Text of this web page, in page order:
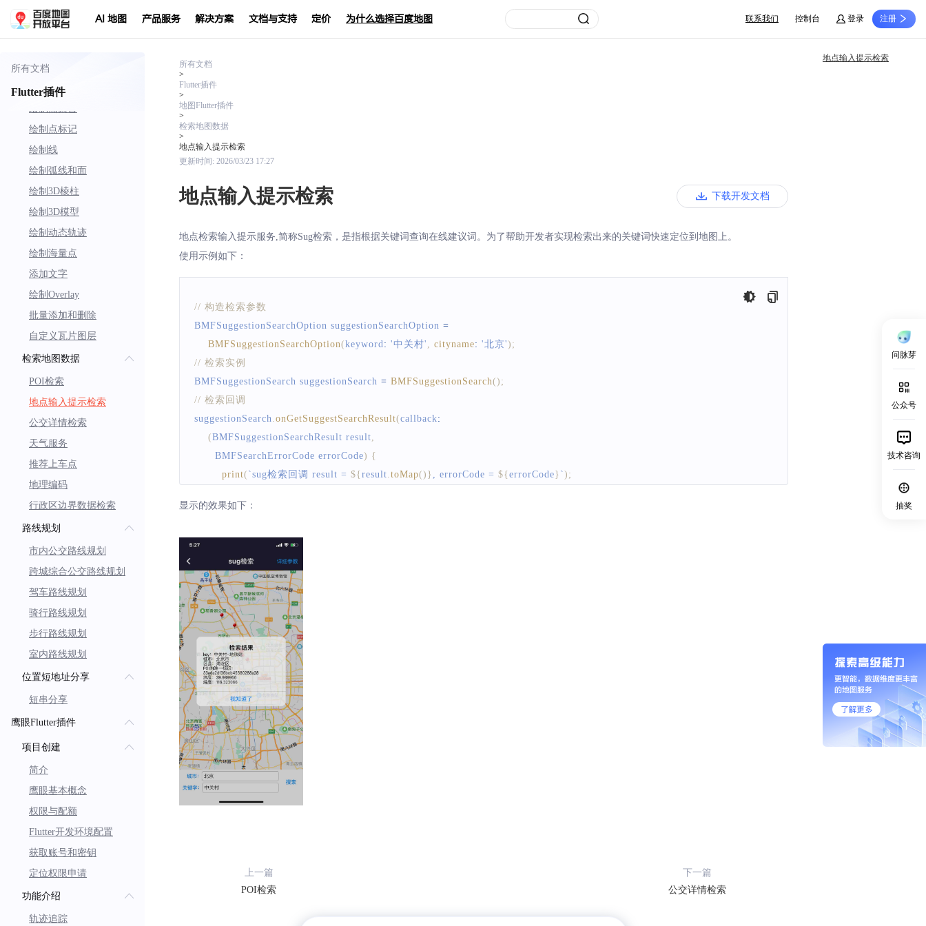
AI 地图 产品服务 解决方案 文档与支持 定价 为什么选择百度地图 联系我们 控制台 登录 注册
问脉芽
公众号
技术咨询
抽奖
所有文档
Flutter插件
事件交互
方法交互
元素压盖顺序
在地图上绘制
绘制点标记
绘制线
绘制弧线和面
绘制3D棱柱
绘制3D模型
绘制动态轨迹
绘制海量点
添加文字
绘制Overlay
批量添加和删除
自定义瓦片图层
检索地图数据
POI检索
地点输入提示检索
公交详情检索
天气服务
推荐上车点
地理编码
行政区边界数据检索
路线规划
市内公交路线规划
跨城综合公交路线规划
驾车路线规划
骑行路线规划
步行路线规划
室内路线规划
位置短地址分享
短串分享
鹰眼Flutter插件
项目创建
简介
鹰眼基本概念
权限与配额
Flutter开发环境配置
获取账号和密钥
定位权限申请
功能介绍
轨迹追踪
所有文档
>
Flutter插件
>
地图Flutter插件
>
检索地图数据
>
地点输入提示检索
更新时间: 2026/03/23 17:27
地点输入提示检索 下载开发文档
地点检索输入提示服务,简称Sug检索，是指根据关键词查询在线建议词。为了帮助开发者实现检索出来的关键词快速定位到地图上。
使用示例如下：
// 构造检索参数
BMFSuggestionSearchOption suggestionSearchOption =
BMFSuggestionSearchOption(keyword : '中关村' cityname: '北京') ;
// 检索实例
BMFSuggestionSearch suggestionSearch = BMFSuggestionSearch() ;
// 检索回调
suggestionSearch onGetSuggestSearchResult(callback:
(BMFSuggestionSearchResult result
BMFSearchErrorCode errorCode) {
print( `sug检索回调 result = ${ result toMap() } , errorCode = ${ errorCode} `) ;
});
bool flag
suggestionSearch
显示的效果如下：
上一篇
POI检索
下一篇
公交详情检索
地点输入提示检索